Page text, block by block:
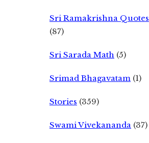
Sri Ramakrishna Quotes
(87)
Sri Sarada Math (5)
Srimad Bhagavatam (1)
Stories (359)
Swami Vivekananda (37)